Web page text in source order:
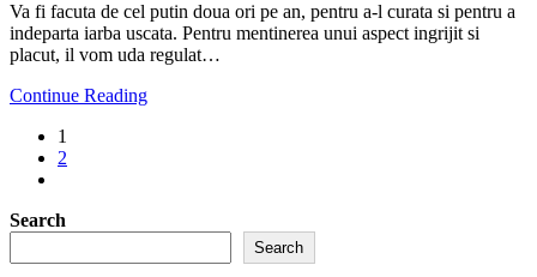
Va fi facuta de cel putin doua ori pe an, pentru a-l curata si pentru a
indeparta iarba uscata. Pentru mentinerea unui aspect ingrijit si
placut, il vom uda regulat…
Continue ReadingScarificarea
1
2
the
page
Search
Search